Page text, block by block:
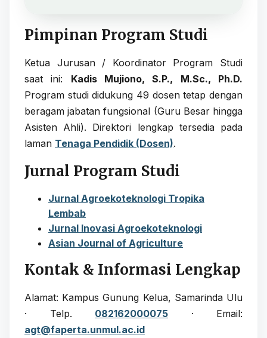
Pimpinan Program Studi
Ketua Jurusan / Koordinator Program Studi
saat ini: Kadis Mujiono, S.P., M.Sc., Ph.D.
Program studi didukung 49 dosen tetap dengan
beragam jabatan fungsional (Guru Besar hingga
Asisten Ahli). Direktori lengkap tersedia pada
laman Tenaga Pendidik (Dosen).
Jurnal Program Studi
Jurnal Agroekoteknologi Tropika
Lembab
Jurnal Inovasi Agroekoteknologi
Asian Journal of Agriculture
Kontak & Informasi Lengkap
Alamat: Kampus Gunung Kelua, Samarinda Ulu
· Telp. 082162000075 · Email:
agt@faperta.unmul.ac.id